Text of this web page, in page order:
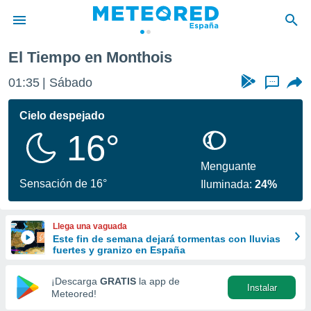
de
por
se
calidad.
a este
las
y
forma
digital
basada
El Tiempo en Monthois
01:35 Sábado ...
Cielo despejado
16°
Sensación de 16°
Menguante
Iluminada:24%
Llega una vaguada
Este fin de semana dejará tormentas con lluvias
fuertes y granizo en España
¡Descarga GRATIS la app de
Meteored!
Instalar